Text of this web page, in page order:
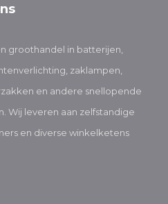
groothandel in batterijen,
zaklampen,
en andere snellopende
Wij leveren aan zelfstandige
en diverse winkelketens